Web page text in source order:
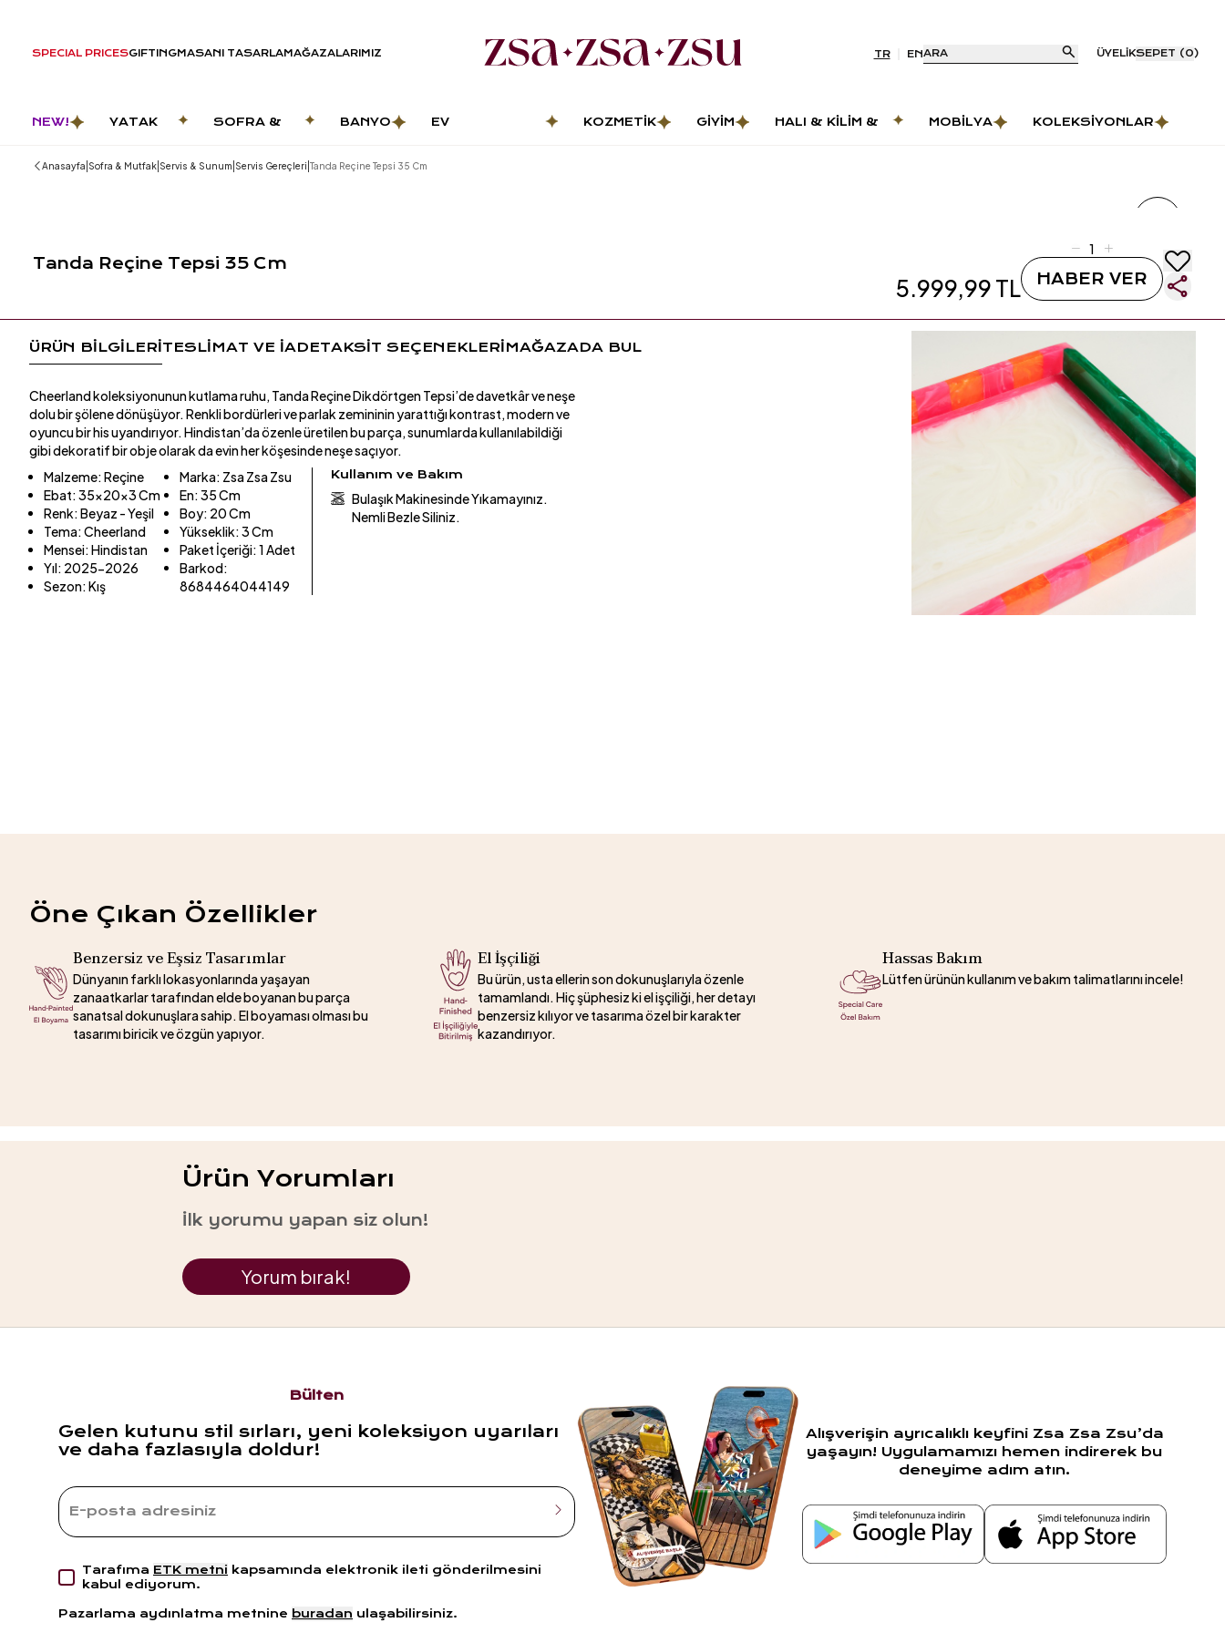
SPECIAL PRICESGIFTINGMASANI TASARLAMAĞAZALARIMIZ TR ENARA ÜYELIKSEPET (0)
NEW!
YATAK
SOFRA &
BANYO
EV
KOZMETIK GIYIM
HALI & KILIM &
MOBILYA KOLEKSIYONLAR
Anasayfa Sofra & Mutfak Servis & Sunum Servis Gereçleri Tanda Reçine Tepsi 35 Cm
Tanda Reçine Tepsi 35 Cm
5.999,99 TL HABER VER
ÜRÜN BİLGİLERİTESLİMAT VE İADETAKSİT SEÇENEKLERİMAĞAZADA BUL
Cheerland koleksiyonunun kutlama ruhu, Tanda Reçine Dikdörtgen Tepsi’de davetkâr ve neşe
dolu bir şölene dönüşüyor. Renkli bordürleri ve parlak zemininin yarattığı kontrast, modern ve
oyuncu bir his uyandırıyor. Hindistan’da özenle üretilen bu parça, sunumlarda kullanılabildiği
gibi dekoratif bir obje olarak da evin her köşesinde neşe saçıyor.
Malzeme:Reçine
Ebat:35x20x3 Cm
Renk:Beyaz - Yeşil
Tema:Cheerland
Mensei:Hindistan
Yıl: 2025-2026
Sezon:Kış
Marka: Zsa Zsa Zsu
En:35 Cm
Boy: 20 Cm
Yükseklik:3 Cm
Paket İçeriği:1 Adet
Barkod:
8684464044149
Kullanım ve Bakım
Bulaşık Makinesinde Yıkamayınız.
Nemli Bezle Siliniz.
Öne Çıkan Özellikler
Benzersiz ve Eşsiz Tasarımlar
Dünyanın farklı lokasyonlarında yaşayan
zanaatkarlar tarafından elde boyanan bu parça
sanatsal dokunuşlara sahip. El boyaması olması bu
tasarımı biricik ve özgün yapıyor.
El İşçiliği
Bu ürün, usta ellerin son dokunuşlarıyla özenle
tamamlandı. Hiç şüphesiz ki el işçiliği, her detayı
benzersiz kılıyor ve tasarıma özel bir karakter
kazandırıyor.
Hassas Bakım
Lütfen ürünün kullanım ve bakım talimatlarını incele!
Ürün Yorumları
İlk yorumu yapan siz olun!
Yorum bırak!
Bülten
Gelen kutunu stil sırları, yeni koleksiyon uyarıları
ve daha fazlasıyla doldur!
Tarafıma ETK metni kapsamında elektronik ileti gönderilmesini
kabul ediyorum.
Pazarlama aydınlatma metnine buradan ulaşabilirsiniz.
Alışverişin ayrıcalıklı keyfini Zsa Zsa Zsu’da
yaşayın! Uygulamamızı hemen indirerek bu
deneyime adım atın.